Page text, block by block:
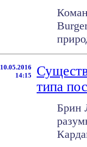
10.05.2016
14:15
типа
Брин